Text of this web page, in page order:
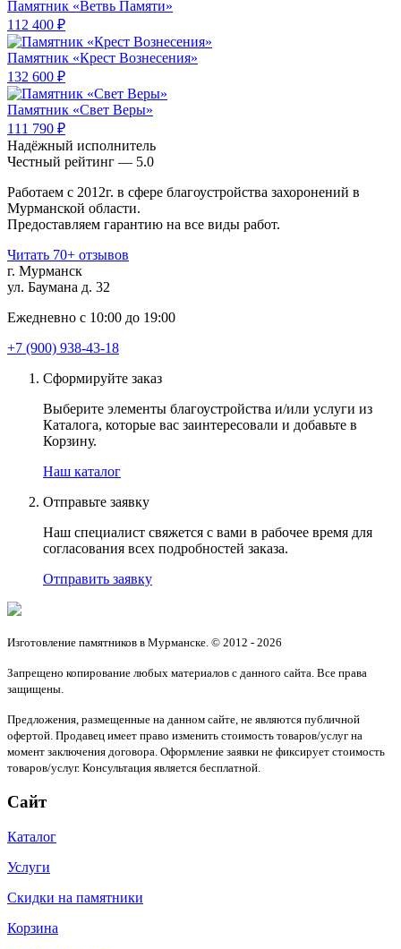
Памятник «Ветвь Памяти»
112 400 ₽
Памятник «Крест Вознесения»
132 600 ₽
Памятник «Свет Веры»
111 790 ₽
Надёжный исполнитель
Чеcтный рейтинг — 5.0
Работаем с 2012г. в сфере благоустройства захоронений в
Мурманской области.
Предоставляем гарантию на все виды работ.
Читать 70+ отзывов
г. Мурманск
ул. Баумана д. 32
Ежедневно с 10:00 до 19:00
+7 (900) 938-43-18
Сформируйте заказ
Выберите элементы благоустройства и/или услуги из
Каталога, которые вас заинтересовали и добавьте в
Корзину.
Наш каталог
Отправьте заявку
Наш специалист свяжется с вами в рабочее время для
согласования всех подробностей заказа.
Отправить заявку
Изготовление памятников в Мурманске. © 2012 - 2026
Запрещено копирование любых материалов с данного сайта. Все права
защищены.
Предложения, размещенные на данном сайте, не являются публичной
офертой. Продавец имеет право изменить стоимость товаров/услуг на
момент заключения договора. Оформление заявки не фиксирует стоимость
товаров/услуг. Консультация является бесплатной.
Сайт
Каталог
Услуги
Скидки на памятники
Корзина